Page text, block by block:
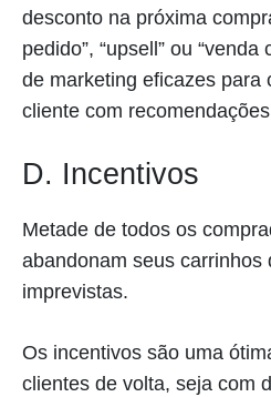
desconto na próxima
pedido”, “upsell” ou
de marketing eficazes para
cliente com
D. Incentivos
Metade de todos os
abandonam seus carrinhos
imprevistas.
Os incentivos são uma
clientes de volta, seja com